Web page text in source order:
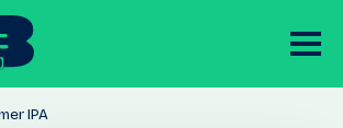
IPA